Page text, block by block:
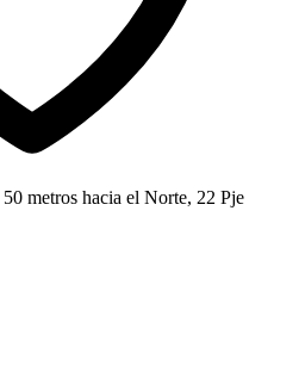
metros hacia el Norte, 22 Pje